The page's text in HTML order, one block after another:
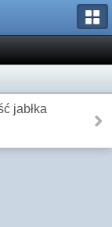
jabłka